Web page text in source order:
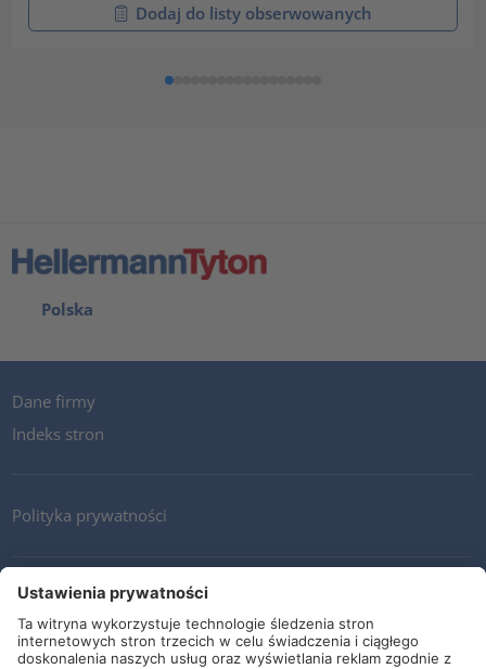
Dodaj do listy obserwowanych
Polska
Dane firmy
Indeks stron
Polityka prywatności
Kontakt